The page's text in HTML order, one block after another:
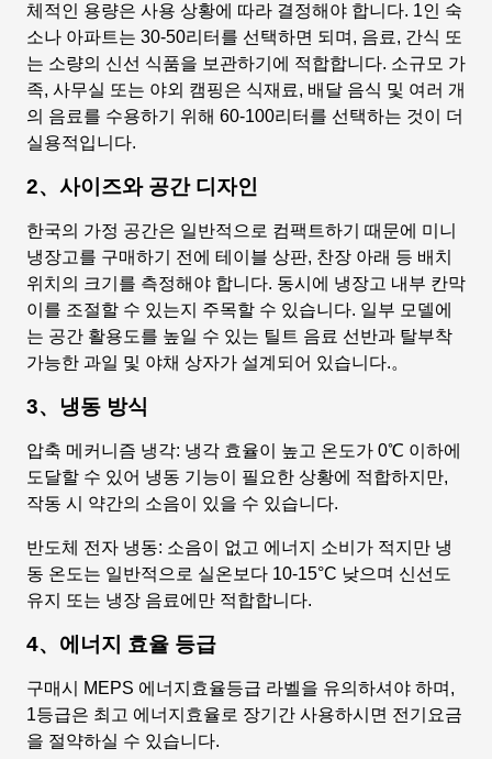
체적인 용량은 사용 상황에 따라 결정해야 합니다. 1인 숙
소나 아파트는 30-50리터를 선택하면 되며, 음료, 간식 또
는 소량의 신선 식품을 보관하기에 적합합니다. 소규모 가
족, 사무실 또는 야외 캠핑은 식재료, 배달 음식 및 여러 개
의 음료를 수용하기 위해 60-100리터를 선택하는 것이 더
실용적입니다.
2、사이즈와 공간 디자인
한국의 가정 공간은 일반적으로 컴팩트하기 때문에 미니
냉장고를 구매하기 전에 테이블 상판, 찬장 아래 등 배치
위치의 크기를 측정해야 합니다. 동시에 냉장고 내부 칸막
이를 조절할 수 있는지 주목할 수 있습니다. 일부 모델에
는 공간 활용도를 높일 수 있는 틸트 음료 선반과 탈부착
가능한 과일 및 야채 상자가 설계되어 있습니다.。
3、냉동 방식
압축 메커니즘 냉각: 냉각 효율이 높고 온도가 0℃ 이하에
도달할 수 있어 냉동 기능이 필요한 상황에 적합하지만,
작동 시 약간의 소음이 있을 수 있습니다.
반도체 전자 냉동: 소음이 없고 에너지 소비가 적지만 냉
동 온도는 일반적으로 실온보다 10-15°C 낮으며 신선도
유지 또는 냉장 음료에만 적합합니다.
4、에너지 효율 등급
구매시 MEPS 에너지효율등급 라벨을 유의하셔야 하며,
1등급은 최고 에너지효율로 장기간 사용하시면 전기요금
을 절약하실 수 있습니다.